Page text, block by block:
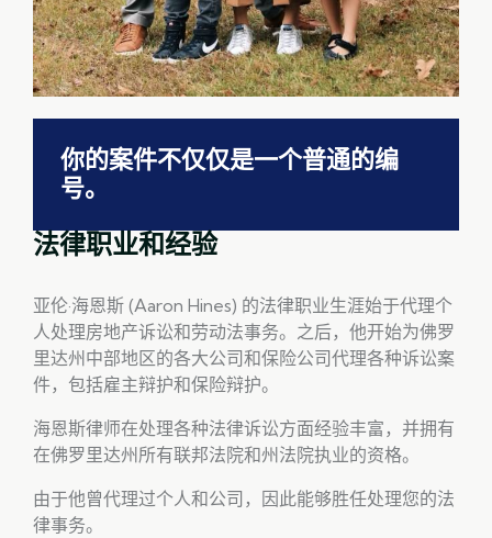
你的案件不仅仅是一个普通的编
号。
法律职业和经验
亚伦·海恩斯 (Aaron Hines) 的法律职业生涯始于代理个
人处理房地产诉讼和劳动法事务。之后，他开始为佛罗
里达州中部地区的各大公司和保险公司代理各种诉讼案
件，包括雇主辩护和保险辩护。
海恩斯律师在处理各种法律诉讼方面经验丰富，并拥有
在佛罗里达州所有联邦法院和州法院执业的资格。
由于他曾代理过个人和公司，因此能够胜任处理您的法
律事务。